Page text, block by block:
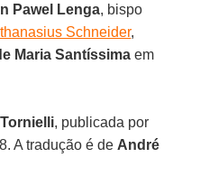
Pawel Lenga, bispo
Schneider,
Maria Santíssima em
, publicada por
A tradução é de André